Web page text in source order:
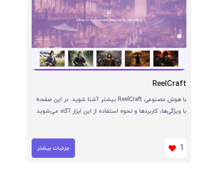
ReelCraft
با هوش مصنوعی ReelCraft بیشتر آشنا شوید. در این صفحه
با ویژگی‌ها، کاربردها و نحوه استفاده از این ابزار آگاه می‌شوید
1 جزئیات بیشتر